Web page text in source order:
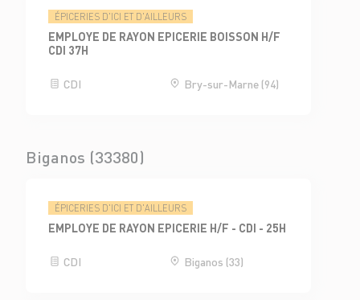
ÉPICERIES D'ICI ET D'AILLEURS
EMPLOYE DE RAYON EPICERIE BOISSON H/F
CDI 37H
CDI Bry-sur-Marne (94)
Biganos (33380)
ÉPICERIES D'ICI ET D'AILLEURS
EMPLOYE DE RAYON EPICERIE H/F - CDI - 25H
CDI Biganos (33)